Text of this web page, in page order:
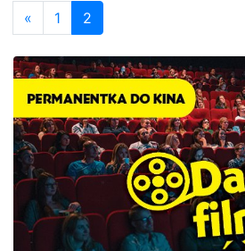
« 1 2